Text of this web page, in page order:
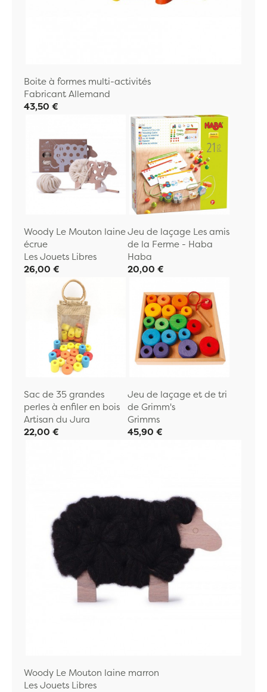
Boite à formes multi-activités
Fabricant Allemand
43,50 €
Woody Le Mouton laine
écrue
Les Jouets Libres
26,00 €
Jeu de laçage Les amis
de la Ferme - Haba
Haba
20,00 €
Sac de 35 grandes
perles à enfiler en bois
Artisan du Jura
22,00 €
Jeu de laçage et de tri
de Grimm's
Grimms
45,90 €
Woody Le Mouton laine marron
Les Jouets Libres